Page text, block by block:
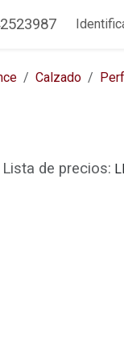
Calzado
Lista de precios: